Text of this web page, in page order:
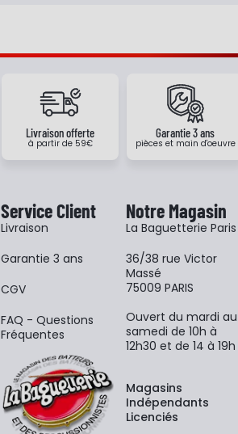
Livraison offerte
à partir de 59€
Garantie 3 ans
pièces et main d'oeuvre
Service Client
Livraison
Garantie 3 ans
CGV
FAQ - Questions
Fréquentes
Notre Magasin
La Baguetterie Paris
36/38 rue Victor
Massé
75009 PARIS
Ouvert du mardi au
samedi de 10h à
12h30 et de 14 à 19h
Magasins
Indépendants
Licenciés